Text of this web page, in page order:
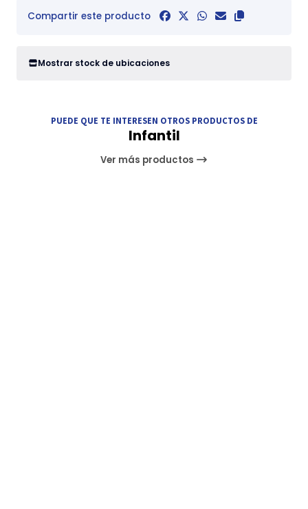
Compartir este producto
Mostrar stock de ubicaciones
PUEDE QUE TE INTERESEN OTROS PRODUCTOS DE
Infantil
Ver más productos